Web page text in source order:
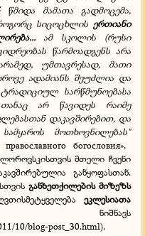
წმიდა მამათა გადმოცემა,
სიცოცხლის ერთიანი
ამ სკოლის (რუსი
წარმოადგენს არა
უმთავრესად, მათი
ადამიანს შეუძლია და
სარწმუნოებასა
არ წავიდეს რაიმე
დაკავშირებით, და
მოთხოვნილებას"
богословия»,
მთელი ჩვენი
განყოფასთან.
განხეთქილების მიზეზს
ეკლესიათა
10/blog-post_30.html).